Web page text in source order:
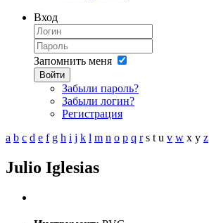
Вход
Запомнить меня
Войти
Забыли пароль?
Забыли логин?
Регистрация
a b c d e f g h i j k l m n o p q r s t u v w x y z
Julio Iglesias